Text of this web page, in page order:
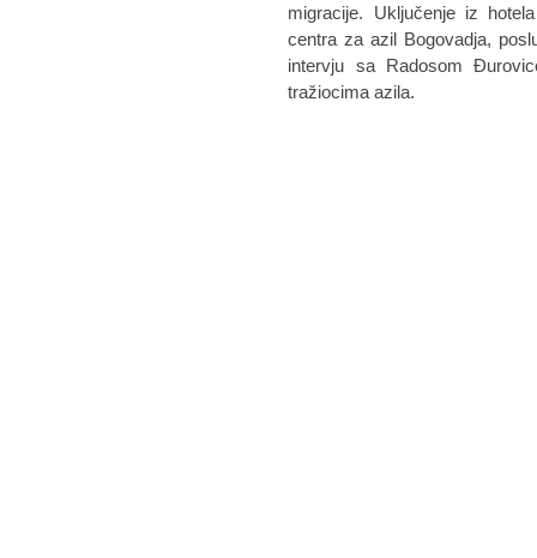
migracije. Uključenje iz
centra za azil Bogovadja,
intervju sa Radosom
tražiocima azila.